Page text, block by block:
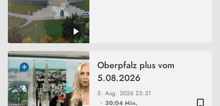
bookmark_border
5. Aug. 202623:31
30:04 Min.
Oberpfalz plus vom
5.08.2026